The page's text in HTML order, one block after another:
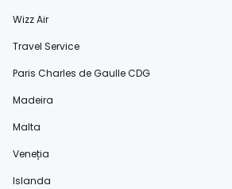
Wizz Air
Travel Service
Paris Charles de Gaulle CDG
Madeira
Malta
Veneția
Islanda